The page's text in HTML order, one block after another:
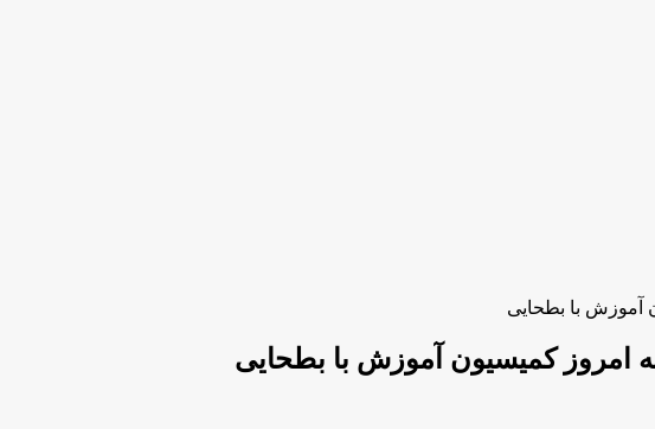
آموزش با بطحایی
امروز کمیسیون آموزش با بطحایی